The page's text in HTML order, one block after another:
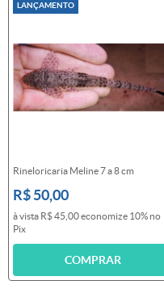
LANÇAMENTO
Rineloricaria Meline 7 a 8 cm
R$ 50,00
à vista R$ 45,00economize 10% no
Pix
COMPRAR